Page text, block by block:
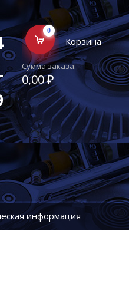
0
Корзина
Сумма заказа:
0,00 ₽
информация